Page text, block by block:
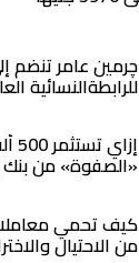
عن الإعلام الرقمي
«الصفوة» من بنك
مصر بعد رفع
كيف تحمي
من الاحتيال